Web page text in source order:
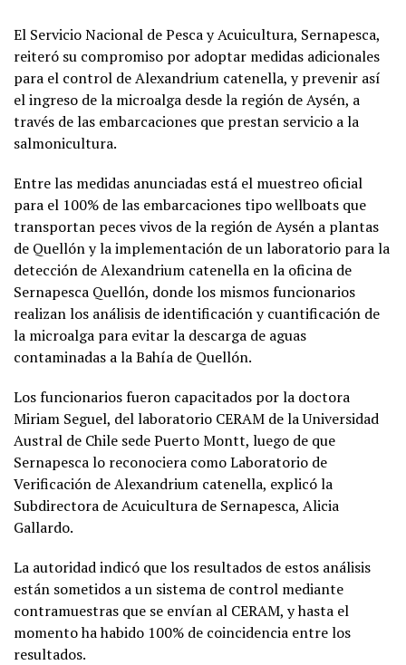
El Servicio Nacional de Pesca y Acuicultura, Sernapesca,
reiteró su compromiso por adoptar medidas adicionales
para el control de Alexandrium catenella, y prevenir así
el ingreso de la microalga desde la región de Aysén, a
través de las embarcaciones que prestan servicio a la
salmonicultura.
Entre las medidas anunciadas está el muestreo oficial
para el 100% de las embarcaciones tipo wellboats que
transportan peces vivos de la región de Aysén a plantas
de Quellón y la implementación de un laboratorio para la
detección de Alexandrium catenella en la oficina de
Sernapesca Quellón, donde los mismos funcionarios
realizan los análisis de identificación y cuantificación de
la microalga para evitar la descarga de aguas
contaminadas a la Bahía de Quellón.
Los funcionarios fueron capacitados por la doctora
Miriam Seguel, del laboratorio CERAM de la Universidad
Austral de Chile sede Puerto Montt, luego de que
Sernapesca lo reconociera como Laboratorio de
Verificación de Alexandrium catenella, explicó la
Subdirectora de Acuicultura de Sernapesca, Alicia
Gallardo.
La autoridad indicó que los resultados de estos análisis
están sometidos a un sistema de control mediante
contramuestras que se envían al CERAM, y hasta el
momento ha habido 100% de coincidencia entre los
resultados.